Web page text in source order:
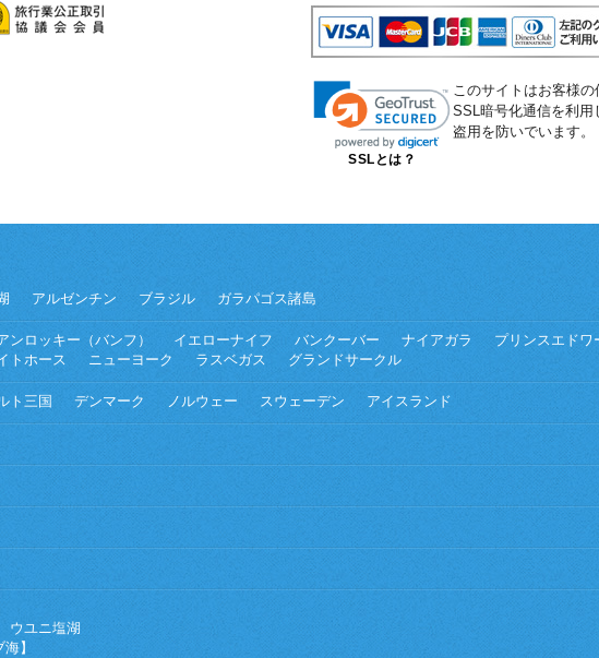
SSLとは？
このサイトはお客様
SSL暗号化通信を利用
盗用を防いでいます。
アルゼンチン ブラジル ガラパゴス諸島
ンロッキー（バンフ） イエローナイフ バンクーバー ナイアガラ プリンスエドワ
トホース ニューヨーク ラスベガス グランドサークル
ト三国 デンマーク ノルウェー スウェーデン アイスランド
ウユニ塩湖
】